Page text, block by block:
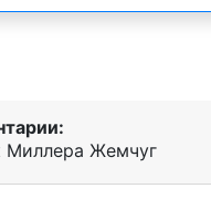
Миллера Жемчуг